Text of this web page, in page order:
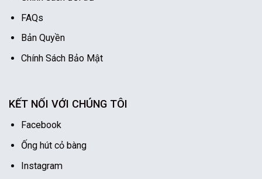
FAQs
Bản Quyền
Chính Sách Bảo Mật
KẾT NỐI VỚI CHÚNG TÔI
Facebook
Ống hút cỏ bàng
Instagram